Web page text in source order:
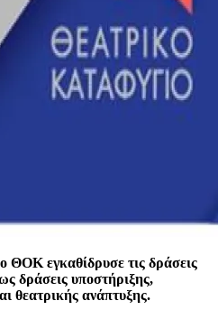
ΘΟΚ εγκαθίδρυσε τις δράσεις
δράσεις υποστήριξης,
θεατρικής ανάπτυξης.